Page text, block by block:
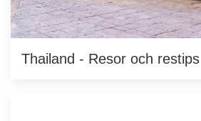
Thailand - Resor och restips